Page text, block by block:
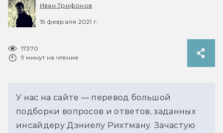
Иван Трифонов
15 февраля 2021 г.
17370
9 минут на чтение
У нас на сайте — перевод большой
подборки вопросов и ответов, заданных
инсайдеру Дэниелу Рихтману. Зачастую